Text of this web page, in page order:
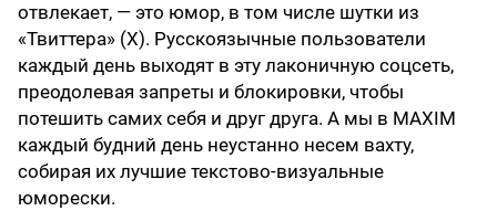
отвлекает, — это юмор, в том числе шутки из
«Твиттера» (X). Русскоязычные пользователи
каждый день выходят в эту лаконичную соцсеть,
преодолевая запреты и блокировки, чтобы
потешить самих себя и друг друга. А мы в MAXIM
каждый будний день неустанно несем вахту,
собирая их лучшие текстово-визуальные
юморески.